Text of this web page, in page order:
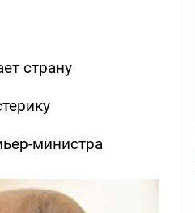
страну
министра